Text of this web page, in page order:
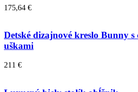
175,64 €
Detské dizajnové kreslo Bunny
uškami
211 €